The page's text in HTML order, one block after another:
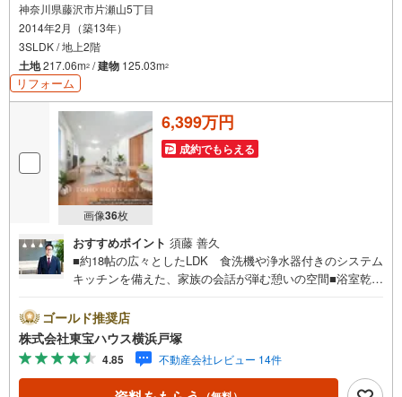
神奈川県藤沢市片瀬山5丁目
2014年2月（築13年）
3SLDK / 地上2階
土地217.06m2 /建物 125.03m2
リフォーム
画像36枚
6,399万円
成約でもらえる
おすすめポイント 須藤 善久
■約18帖の広々としたLDK 食洗機や浄水器付きのシステム
キッチンを備えた、家族の会話が弾む憩いの空間■浴室乾燥
トイレなど、快適な最新設備へ一新■畳表替えを施した落ち
着きある和室もあり、日本の伝統美を感じながらゆったり
としたひとときを過ごせるはず■WICやSICを備えており、
衣類や靴もすっきり収納できる機能的な間取り＝＝＝＝＝
＝＝＝＝＝＝＝【東宝ハウス横浜戸塚】提携銀行 じぶん銀
ゴールド推奨店
株式会社東宝ハウス横浜戸塚
4.85 不動産会社レビュー 14件